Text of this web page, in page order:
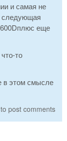
и самая не
следующая
еще
то
в этом смысле
to post comments